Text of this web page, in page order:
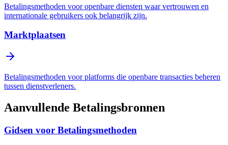
Betalingsmethoden voor openbare diensten waar vertrouwen en
internationale gebruikers ook belangrijk zijn.
Marktplaatsen
Betalingsmethoden voor platforms die openbare transacties beheren
tussen dienstverleners.
Aanvullende Betalingsbronnen
Gidsen voor Betalingsmethoden